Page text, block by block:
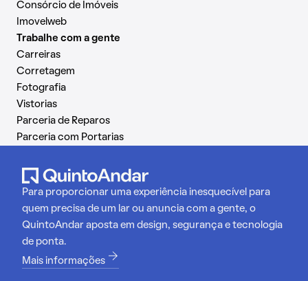
Consórcio de Imóveis
Imovelweb
Trabalhe com a gente
Carreiras
Corretagem
Fotografia
Vistorias
Parceria de Reparos
Parceria com Portarias
Para proporcionar uma experiência inesquecível para
quem precisa de um lar ou anuncia com a gente, o
QuintoAndar aposta em design, segurança e tecnologia
de ponta.
Mais informações